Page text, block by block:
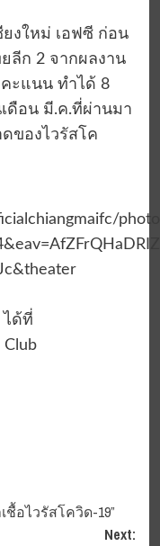
งใหม่ เอฟซี ก่อน
ลีก 2 จากผลงาน
ะแนน ทำได้ 8
ดือน มี.ค.ที่ผ่านมา
ของไวรัสโค
ได้ที่⁣⁣
Club⁣⁣
ชื้อไวรัสโควิด-19”
Next: